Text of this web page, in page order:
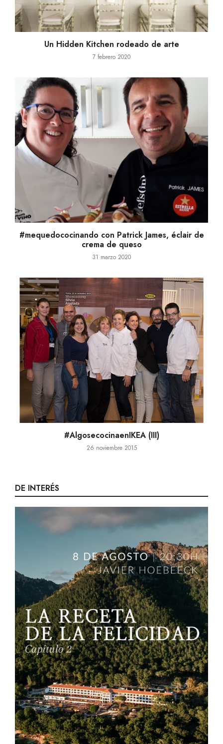
Un Hidden Kitchen rodeado de arte
7 febrero 2020
#mequedococinando con Patrick James, éclair de
crema de queso
31 marzo 2020
#AlgosecocinaenIKEA (III)
26 noviembre 2015
DE INTERÉS